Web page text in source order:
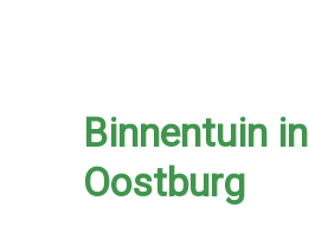
Binnentuin in
Oostburg